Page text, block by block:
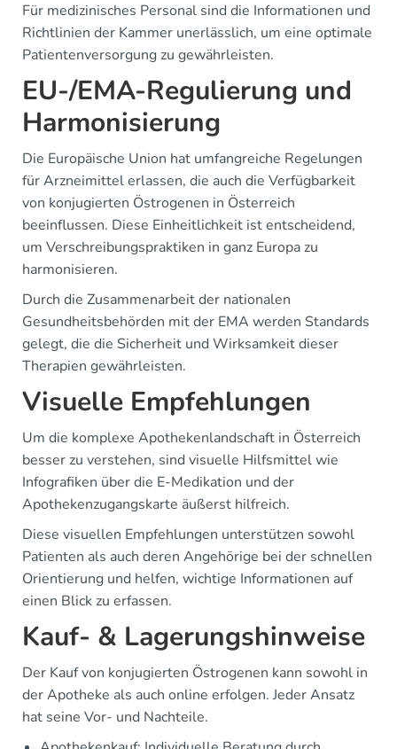
Für medizinisches Personal sind die Informationen und
Richtlinien der Kammer unerlässlich, um eine optimale
Patientenversorgung zu gewährleisten.
EU-/EMA-Regulierung und
Harmonisierung
Die Europäische Union hat umfangreiche Regelungen
für Arzneimittel erlassen, die auch die Verfügbarkeit
von konjugierten Östrogenen in Österreich
beeinflussen. Diese Einheitlichkeit ist entscheidend,
um Verschreibungspraktiken in ganz Europa zu
harmonisieren.
Durch die Zusammenarbeit der nationalen
Gesundheitsbehörden mit der EMA werden Standards
gelegt, die die Sicherheit und Wirksamkeit dieser
Therapien gewährleisten.
Visuelle Empfehlungen
Um die komplexe Apothekenlandschaft in Österreich
besser zu verstehen, sind visuelle Hilfsmittel wie
Infografiken über die E-Medikation und der
Apothekenzugangskarte äußerst hilfreich.
Diese visuellen Empfehlungen unterstützen sowohl
Patienten als auch deren Angehörige bei der schnellen
Orientierung und helfen, wichtige Informationen auf
einen Blick zu erfassen.
Kauf- & Lagerungshinweise
Der Kauf von konjugierten Östrogenen kann sowohl in
der Apotheke als auch online erfolgen. Jeder Ansatz
hat seine Vor- und Nachteile.